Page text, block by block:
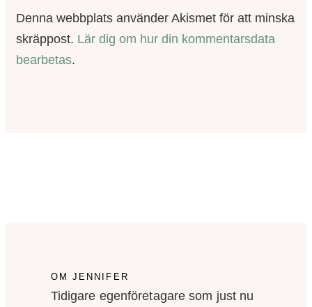
Denna webbplats använder Akismet för att minska
skräppost. Lär dig om hur din kommentarsdata
bearbetas.
OM JENNIFER
Tidigare egenföretagare som just nu